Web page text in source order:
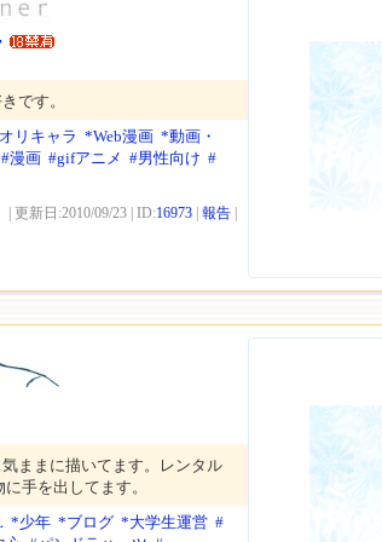
です。
リキャラ *Web漫画 *動画・
#漫画 #gifアニメ #男性向け #
| 更新日:2010/09/23 | ID:16973 報告
ままに描いてます。レンタル
手を出してます。
*少年 *ブログ *大学生運営 #